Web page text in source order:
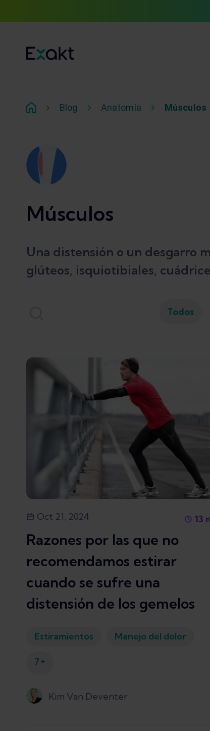
Blog Anatomía Músculos
Músculos
Una distensión o un desgarro
glúteos, isquiotibiales,
Todos
Oct 21, 2024 13
Razones por las que no
recomendamos estirar
cuando se sufre una
distensión de los gemelos
Estiramientos Manejo del dolor
7+
Kim Van Deventer